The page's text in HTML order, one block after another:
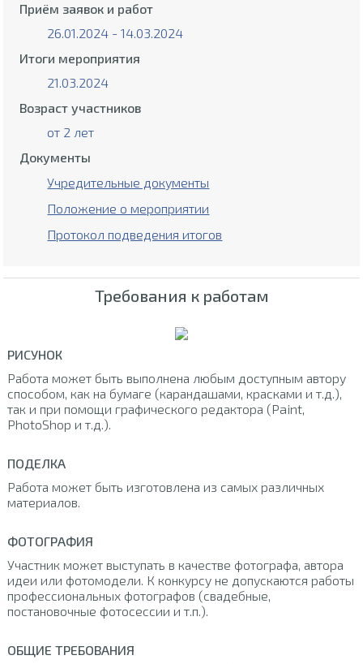
Приём заявок и работ
26.01.2024 - 14.03.2024
Итоги мероприятия
21.03.2024
Возраст участников
от 2 лет
Документы
Учредительные документы
Положение о мероприятии
Протокол подведения итогов
Требования к работам
РИСУНОК
Работа может быть выполнена любым доступным автору
способом, как на бумаге (карандашами, красками и т.д.),
так и при помощи графического редактора (Paint,
PhotoShop и т.д.).
ПОДЕЛКА
Работа может быть изготовлена из самых различных
материалов.
ФОТОГРАФИЯ
Участник может выступать в качестве фотографа, автора
идеи или фотомодели. К конкурсу не допускаются работы
профессиональных фотографов (свадебные,
постановочные фотосессии и т.п.).
ОБЩИЕ ТРЕБОВАНИЯ